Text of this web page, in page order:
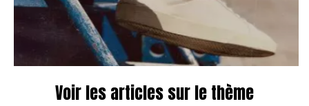
Voir les articles sur le thème